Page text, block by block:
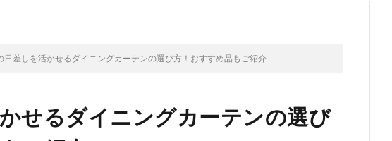
日差しを活かせるダイニングカーテンの選び方！おすすめ品もご紹介
せるダイニングカーテンの選び